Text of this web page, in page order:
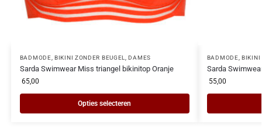
BADMODE ,BIKINI ZONDER BEUGEL ,DAMES
Sarda Swimwear Miss triangel bikinitop Oranje
65,00
Opties selecteren
BADMODE ,BIKINI
Sarda
55,00